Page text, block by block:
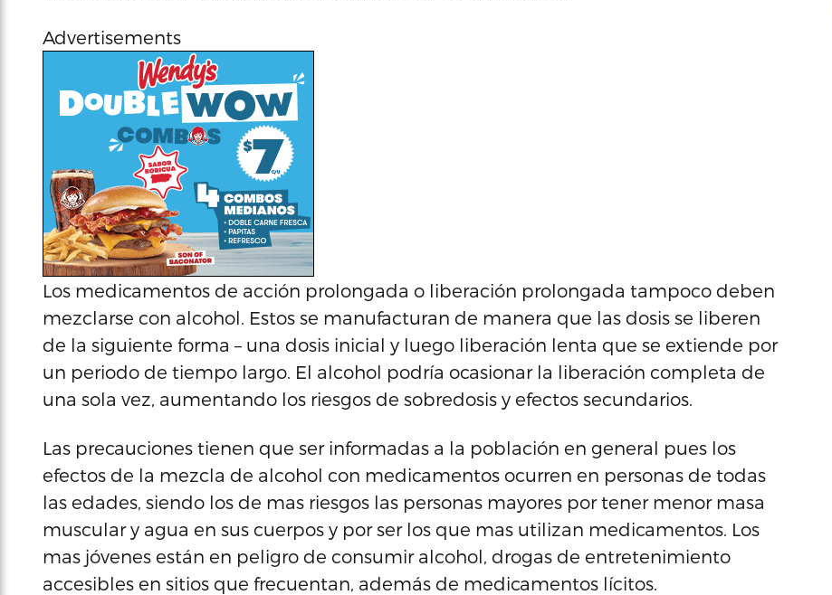
Advertisements
Los medicamentos de acción prolongada o liberación prolongada tampoco deben
mezclarse con alcohol. Estos se manufacturan de manera que las dosis se liberen
de la siguiente forma – una dosis inicial y luego liberación lenta que se extiende por
un periodo de tiempo largo. El alcohol podría ocasionar la liberación completa de
una sola vez, aumentando los riesgos de sobredosis y efectos secundarios.
Las precauciones tienen que ser informadas a la población en general pues los
efectos de la mezcla de alcohol con medicamentos ocurren en personas de todas
las edades, siendo los de mas riesgos las personas mayores por tener menor masa
muscular y agua en sus cuerpos y por ser los que mas utilizan medicamentos. Los
mas jóvenes están en peligro de consumir alcohol, drogas de entretenimiento
accesibles en sitios que frecuentan, además de medicamentos lícitos.